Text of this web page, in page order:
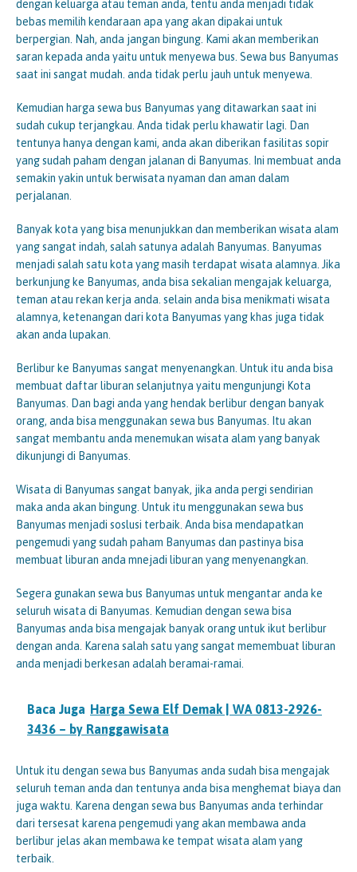
dengan keluarga atau teman anda, tentu anda menjadi tidak
bebas memilih kendaraan apa yang akan dipakai untuk
berpergian. Nah, anda jangan bingung. Kami akan memberikan
saran kepada anda yaitu untuk menyewa bus. Sewa bus Banyumas
saat ini sangat mudah. anda tidak perlu jauh untuk menyewa.
Kemudian harga sewa bus Banyumas yang ditawarkan saat ini
sudah cukup terjangkau. Anda tidak perlu khawatir lagi. Dan
tentunya hanya dengan kami, anda akan diberikan fasilitas sopir
yang sudah paham dengan jalanan di Banyumas. Ini membuat anda
semakin yakin untuk berwisata nyaman dan aman dalam
perjalanan.
Banyak kota yang bisa menunjukkan dan memberikan wisata alam
yang sangat indah, salah satunya adalah Banyumas. Banyumas
menjadi salah satu kota yang masih terdapat wisata alamnya. Jika
berkunjung ke Banyumas, anda bisa sekalian mengajak keluarga,
teman atau rekan kerja anda. selain anda bisa menikmati wisata
alamnya, ketenangan dari kota Banyumas yang khas juga tidak
akan anda lupakan.
Berlibur ke Banyumas sangat menyenangkan. Untuk itu anda bisa
membuat daftar liburan selanjutnya yaitu mengunjungi Kota
Banyumas. Dan bagi anda yang hendak berlibur dengan banyak
orang, anda bisa menggunakan sewa bus Banyumas. Itu akan
sangat membantu anda menemukan wisata alam yang banyak
dikunjungi di Banyumas.
Wisata di Banyumas sangat banyak, jika anda pergi sendirian
maka anda akan bingung. Untuk itu menggunakan sewa bus
Banyumas menjadi soslusi terbaik. Anda bisa mendapatkan
pengemudi yang sudah paham Banyumas dan pastinya bisa
membuat liburan anda mnejadi liburan yang menyenangkan.
Segera gunakan sewa bus Banyumas untuk mengantar anda ke
seluruh wisata di Banyumas. Kemudian dengan sewa bisa
Banyumas anda bisa mengajak banyak orang untuk ikut berlibur
dengan anda. Karena salah satu yang sangat memembuat liburan
anda menjadi berkesan adalah beramai-ramai.
Baca Juga Harga Sewa Elf Demak | WA 0813-2926-
3436 – by Ranggawisata
Untuk itu dengan sewa bus Banyumas anda sudah bisa mengajak
seluruh teman anda dan tentunya anda bisa menghemat biaya dan
juga waktu. Karena dengan sewa bus Banyumas anda terhindar
dari tersesat karena pengemudi yang akan membawa anda
berlibur jelas akan membawa ke tempat wisata alam yang
terbaik.